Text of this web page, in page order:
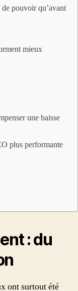
pouvoir qu’avant
mieux
une baisse
plus performante
: du
ont surtout été